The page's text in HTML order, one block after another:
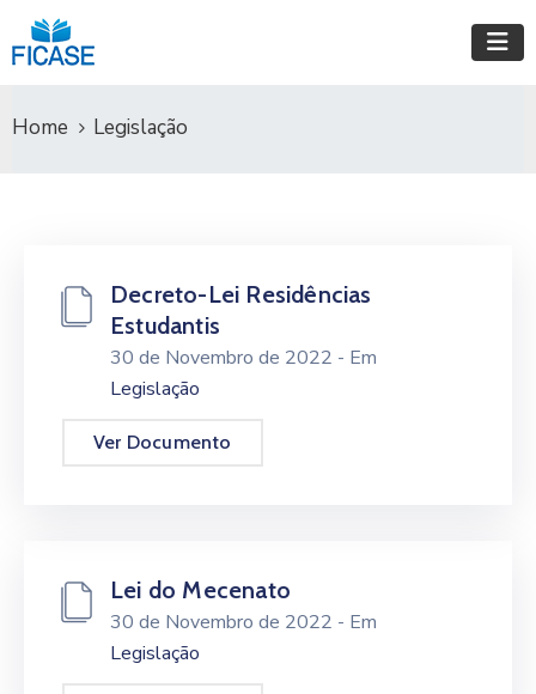
Home Legislação
Decreto-Lei Residências
Estudantis
30 de Novembro de 2022 - Em
Legislação
Ver Documento
Lei do Mecenato
30 de Novembro de 2022 - Em
Legislação